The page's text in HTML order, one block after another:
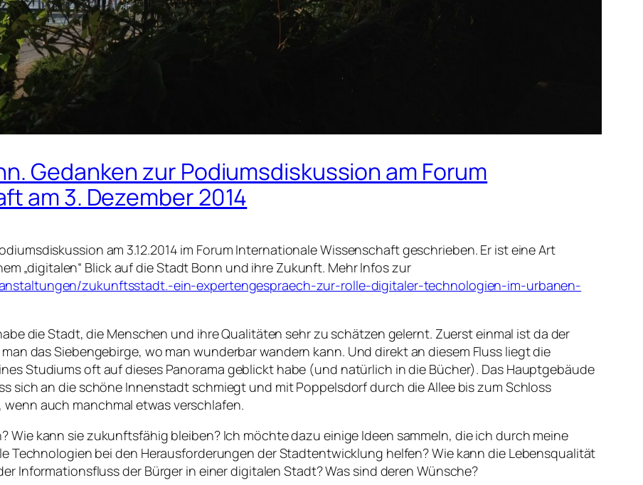
Gedanken zur Podiumsdiskussion am Forum
am 3. Dezember 2014
am 3.12.2014 im Forum Internationale Wissenschaft geschrieben. Er ist eine Art
„digitalen“ Blick auf die Stadt Bonn und ihre Zukunft. Mehr Infos zur
zukunftsstadt.-ein-expertengespraech-zur-rolle-digitaler-technologien-im-urbanen-
die Stadt, die Menschen und ihre Qualitäten sehr zu schätzen gelernt. Zuerst einmal ist da der
das Siebengebirge, wo man wunderbar wandern kann. Und direkt an diesem Fluss liegt die
Studiums oft auf dieses Panorama geblickt habe (und natürlich in die Bücher). Das Hauptgebäude
sich an die schöne Innenstadt schmiegt und mit Poppelsdorf durch die Allee bis zum Schloss
auch manchmal etwas verschlafen.
Wie kann sie zukunftsfähig bleiben? Ich möchte dazu einige Ideen sammeln, die ich durch meine
Technologien bei den Herausforderungen der Stadtentwicklung helfen? Wie kann die Lebensqualität
Informationsfluss der Bürger in einer digitalen Stadt? Was sind deren Wünsche?